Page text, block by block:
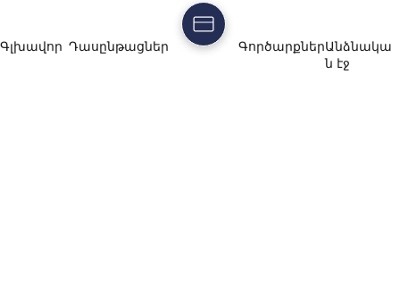
Գլխավոր Դասընթացներ ԳործարքներԱնձնակա
ն էջ